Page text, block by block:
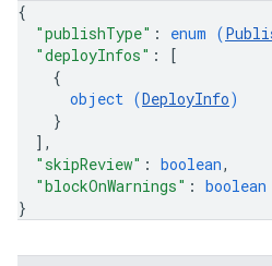
{
"publishType" : enum (
"deployInfos" :
[
{
object (DeployInfo)
}
] ,
"skipReview" : boolean,
"blockOnWarnings" : boolean
}